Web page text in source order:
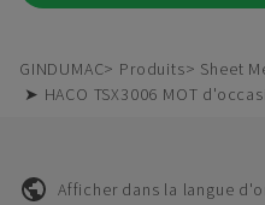
GINDUMAC Produits
Sheet
➤ HACO TSX3006 MOT
Afficher dans la langue